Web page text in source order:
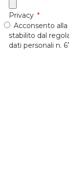
Privacy
Acconsento
stabilito dal
dati personali n.